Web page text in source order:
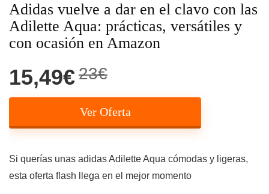
Adidas vuelve a dar en el clavo con las
Adilette Aqua: prácticas, versátiles y
con ocasión en Amazon
15,49€23€
Ver Oferta
Si querías unas adidas Adilette Aqua cómodas y ligeras,
esta oferta flash llega en el mejor momento